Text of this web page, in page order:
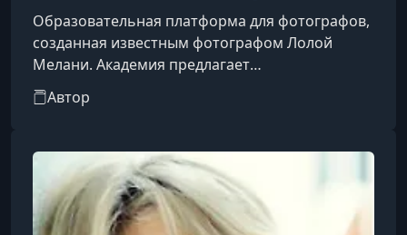
Образовательная платформа для фотографов,
созданная известным фотографом Лолой
Мелани. Академия предлагает
специализированные курсы и мастер-классы
для профессионалов и любителей,
портретной, художественной и семейной
фотографии.
Автор